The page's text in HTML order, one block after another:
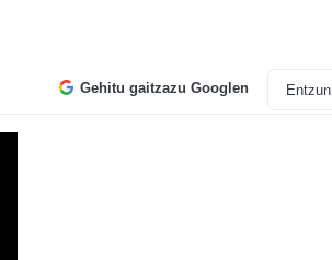
Gehitu gaitzazu Googlen Entzun